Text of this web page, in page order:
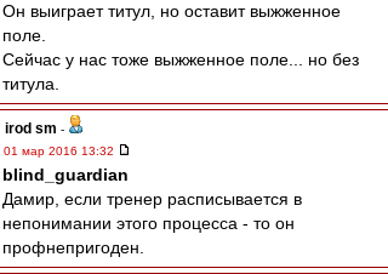
Он выиграет титул, но оставит выжженное
поле.
Сейчас у нас тоже выжженное поле... но без
титула.
irod sm -
01 мар 2016 13:32
blind_guardian
Дамир, если тренер расписывается в
непонимании этого процесса - то он
профнепригоден.